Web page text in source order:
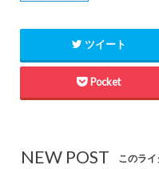
ツイート
Pocket
NEW POST このラ